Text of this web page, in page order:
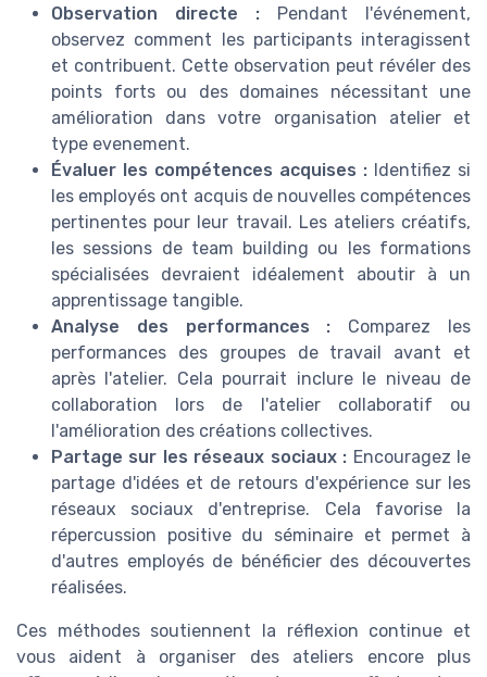
Observation directe : Pendant l'événement,
observez comment les participants interagissent
et contribuent. Cette observation peut révéler des
points forts ou des domaines nécessitant une
amélioration dans votre organisation atelier et
type evenement.
Évaluer les compétences acquises : Identifiez si
les employés ont acquis de nouvelles compétences
pertinentes pour leur travail. Les ateliers créatifs,
les sessions de team building ou les formations
spécialisées devraient idéalement aboutir à un
apprentissage tangible.
Analyse des performances : Comparez les
performances des groupes de travail avant et
après l'atelier. Cela pourrait inclure le niveau de
collaboration lors de l'atelier collaboratif ou
l'amélioration des créations collectives.
Partage sur les réseaux sociaux : Encouragez le
partage d'idées et de retours d'expérience sur les
réseaux sociaux d'entreprise. Cela favorise la
répercussion positive du séminaire et permet à
d'autres employés de bénéficier des découvertes
réalisées.
Ces méthodes soutiennent la réflexion continue et
vous aident à organiser des ateliers encore plus